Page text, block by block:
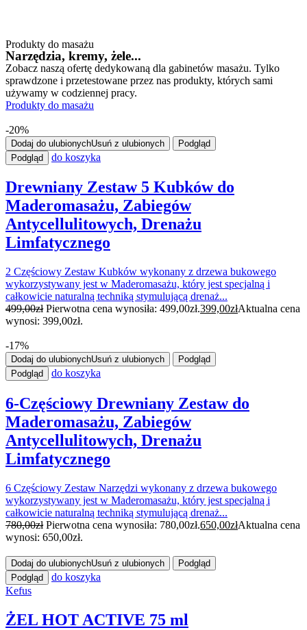
Produkty do masażu
Narzędzia, kremy, żele...
Zobacz naszą ofertę dedykowaną dla gabinetów masażu. Tylko
sprawdzone i przetestowane przez nas produkty, których sami
używamy w codziennej pracy.
Produkty do masażu
-20%
Dodaj do ulubionychUsuń z ulubionych
Podgląd
Podgląd
do koszyka
Drewniany Zestaw 5 Kubków do
Maderomasażu, Zabiegów
Antycellulitowych, Drenażu
Limfatycznego
2 Częściowy Zestaw Kubków wykonany z drzewa bukowego
wykorzystywany jest w Maderomasażu, który jest specjalną i
całkowicie naturalną techniką stymulującą drenaż...
499,00zł Pierwotna cena wynosiła: 499,00zł.399,00złAktualna cena
wynosi: 399,00zł.
-17%
Dodaj do ulubionychUsuń z ulubionych
Podgląd
Podgląd
do koszyka
6-Częściowy Drewniany Zestaw do
Maderomasażu, Zabiegów
Antycellulitowych, Drenażu
Limfatycznego
6 Częściowy Zestaw Narzędzi wykonany z drzewa bukowego
wykorzystywany jest w Maderomasażu, który jest specjalną i
całkowicie naturalną techniką stymulującą drenaż...
780,00zł Pierwotna cena wynosiła: 780,00zł.650,00złAktualna cena
wynosi: 650,00zł.
Dodaj do ulubionychUsuń z ulubionych
Podgląd
Podgląd
do koszyka
Kefus
ŻEL HOT ACTIVE 75 ml